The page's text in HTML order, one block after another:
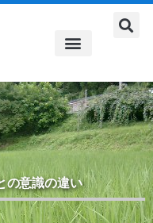
の意識の違い